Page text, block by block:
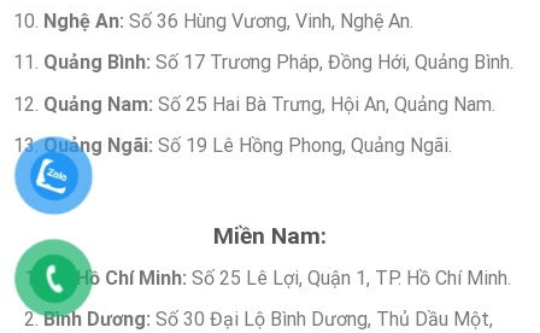
Nghệ An: Số 36 Hùng Vương, Vinh, Nghệ An.
Quảng Bình: Số 17 Trương Pháp, Đồng Hới, Quảng Bình.
Quảng Nam: Số 25 Hai Bà Trưng, Hội An, Quảng Nam.
Quảng Ngãi: Số 19 Lê Hồng Phong, Quảng Ngãi.
Miền Nam:
TP. Hồ Chí Minh: Số 25 Lê Lợi, Quận 1, TP. Hồ Chí Minh.
Bình Dương: Số 30 Đại Lộ Bình Dương, Thủ Dầu Một,